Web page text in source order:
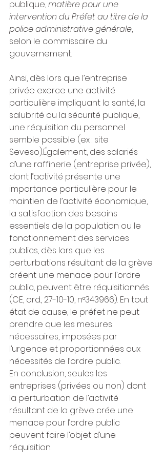
publique, matière pour une
intervention du Préfet au titre de la
police administrative générale,
selon le commissaire du
gouvernement.
Ainsi, dès lors que l’entreprise
privée exerce une activité
particulière impliquant la santé, la
salubrité ou la sécurité publique,
une réquisition du personnel
semble possible (ex : site
Seveso).Également, des salariés
d’une raffinerie (entreprise privée),
dont l’activité présente une
importance particulière pour le
maintien de l’activité économique,
la satisfaction des besoins
essentiels de la population ou le
fonctionnement des services
publics, dès lors que les
perturbations résultant de la grève
créent une menace pour l’ordre
public, peuvent être réquisitionnés
(CE, ord., 27-10-10, n°343966). En tout
état de cause, le préfet ne peut
prendre que les mesures
nécessaires, imposées par
l’urgence et proportionnées aux
nécessités de l’ordre public.
En conclusion, seules les
entreprises (privées ou non) dont
la perturbation de l’activité
résultant de la grève crée une
menace pour l’ordre public
peuvent faire l’objet d’une
réquisition.